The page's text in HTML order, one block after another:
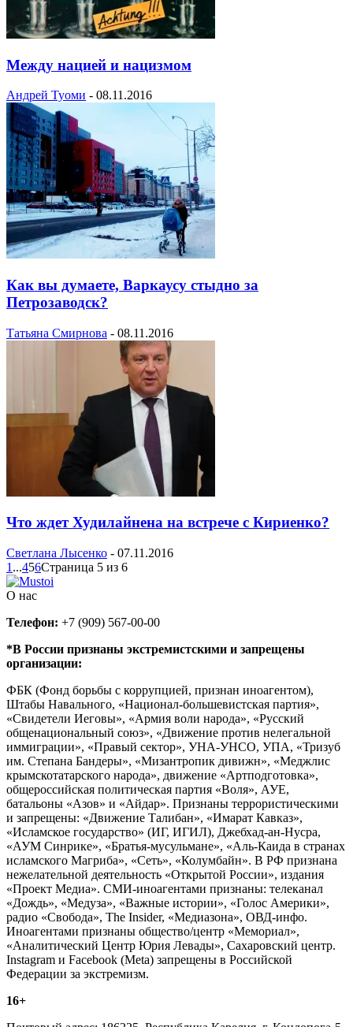
Между нацией и нацизмом
Андрей Туоми - 08.11.2016
Как вы думаете, Варкаусу стыдно за
Петрозаводск?
Татьяна Смирнова - 08.11.2016
Что ждет Худилайнена на встрече с Кириенко?
Светлана Лысенко - 07.11.2016
1 ...456Страница 5 из 6
О нас
Телефон: +7 (909) 567-00-00
*В России признаны экстремистскими и запрещены
организации:
ФБК (Фонд борьбы с коррупцией, признан иноагентом),
Штабы Навального, «Национал-большевистская партия»,
«Свидетели Иеговы», «Армия воли народа», «Русский
общенациональный союз», «Движение против нелегальной
иммиграции», «Правый сектор», УНА-УНСО, УПА, «Тризуб
им. Степана Бандеры», «Мизантропик дивижн», «Меджлис
крымскотатарского народа», движение «Артподготовка»,
общероссийская политическая партия «Воля», АУЕ,
батальоны «Азов» и «Айдар». Признаны террористическими
и запрещены: «Движение Талибан», «Имарат Кавказ»,
«Исламское государство» (ИГ, ИГИЛ), Джебхад-ан-Нусра,
«АУМ Синрике», «Братья-мусульмане», «Аль-Каида в странах
исламского Магриба», «Сеть», «Колумбайн». В РФ признана
нежелательной деятельность «Открытой России», издания
«Проект Медиа». СМИ-иноагентами признаны: телеканал
«Дождь», «Медуза», «Важные истории», «Голос Америки»,
радио «Свобода», The Insider, «Медиазона», ОВД-инфо.
Иноагентами признаны общество/центр «Мемориал»,
«Аналитический Центр Юрия Левады», Сахаровский центр.
Instagram и Facebook (Metа) запрещены в Российской
Федерации за экстремизм.
16+